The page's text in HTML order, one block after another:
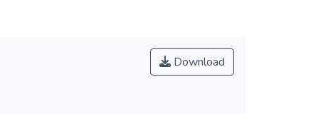
Download